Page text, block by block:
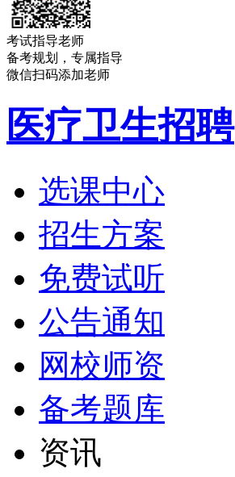
考试指导老师
备考规划，专属指导
微信扫码添加老师
医疗卫生招聘
选课中心
招生方案
免费试听
公告通知
网校师资
备考题库
资讯